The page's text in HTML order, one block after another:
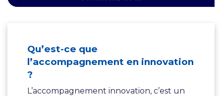
Qu’est-ce que
l’accompagnement en innovation
?
L’accompagnement innovation, c’est un